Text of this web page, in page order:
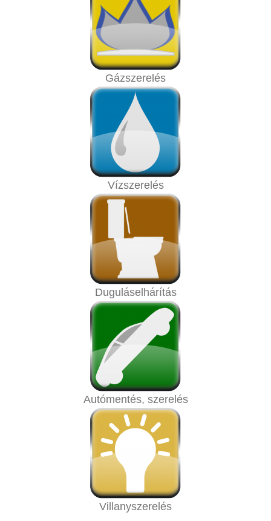
Gázszerelés
Vízszerelés
Duguláselhárítás
Autómentés, szerelés
Villanyszerelés